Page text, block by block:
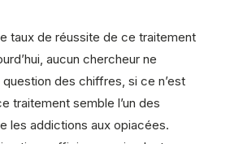
taux de réussite de ce traitement
aucun chercheur ne
question des chiffres, si ce n’est
traitement semble l’un des
les addictions aux opiacées.